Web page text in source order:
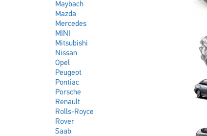
Maybach
Mazda
Mercedes
MINI
Mitsubishi
Nissan
Opel
Peugeot
Pontiac
Porsche
Renault
Rolls-Royce
Rover
Saab